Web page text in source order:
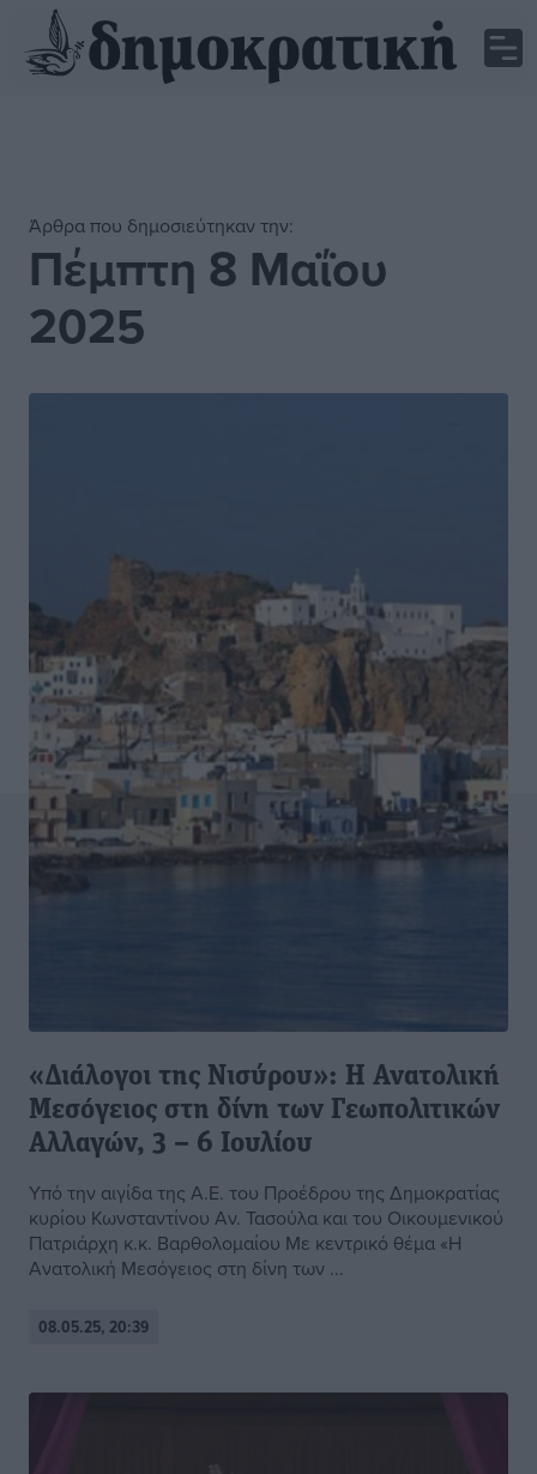
Άρθρα που δημοσιεύτηκαν την:
Πέμπτη 8 Μαΐου
2025
«Διάλογοι της Νισύρου»: Η Ανατολική
Μεσόγειος στη δίνη των Γεωπολιτικών
Αλλαγών, 3 – 6 Ιουλίου
Υπό την αιγίδα της Α.Ε. του Προέδρου της Δημοκρατίας
κυρίου Κωνσταντίνου Αν. Τασούλα και του Οικουμενικού
Πατριάρχη κ.κ. Βαρθολομαίου Με κεντρικό θέμα «Η
Ανατολική Μεσόγειος στη δίνη των ...
08.05.25, 20:39